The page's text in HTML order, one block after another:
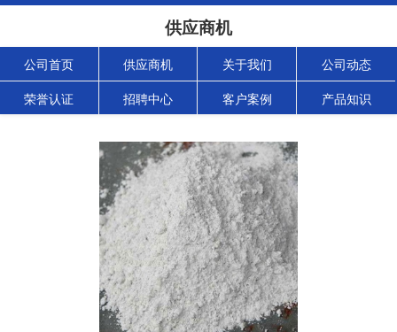
供应商机
公司首页 供应商机 关于我们 公司动态
荣誉认证 招聘中心 客户案例 产品知识